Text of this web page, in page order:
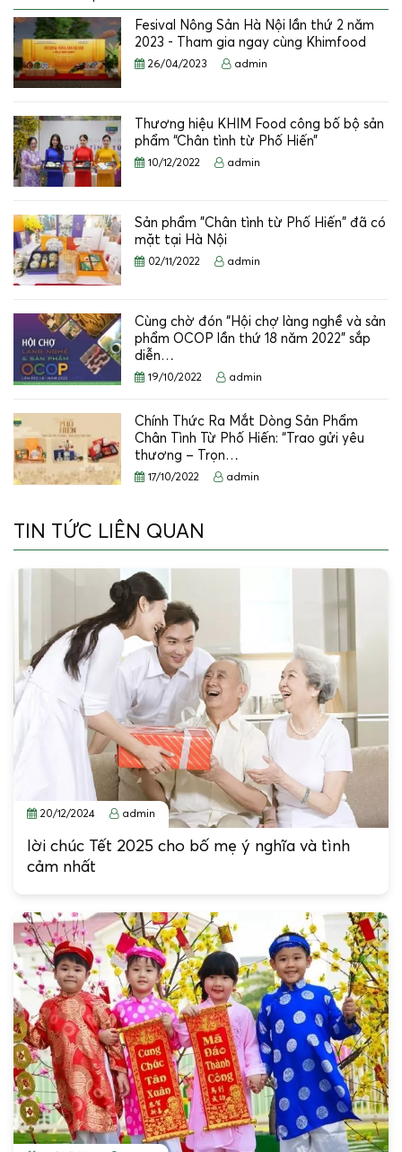
Fesival Nông Sản Hà Nội lần thứ 2 năm
2023 - Tham gia ngay cùng Khimfood
26/04/2023 admin
Thương hiệu KHIM Food công bố bộ sản
phẩm “Chân tình từ Phố Hiến”
10/12/2022 admin
Sản phẩm "Chân tình từ Phố Hiến" đã có
mặt tại Hà Nội
02/11/2022 admin
Cùng chờ đón “Hội chợ làng nghề và sản
phẩm OCOP lần thứ 18 năm 2022” sắp
diễn…
19/10/2022 admin
Chính Thức Ra Mắt Dòng Sản Phẩm
Chân Tình Từ Phố Hiến: “Trao gửi yêu
thương – Trọn…
17/10/2022 admin
TIN TỨC LIÊN QUAN
20/12/2024 admin
lời chúc Tết 2025 cho bố mẹ ý nghĩa và tình
cảm nhất